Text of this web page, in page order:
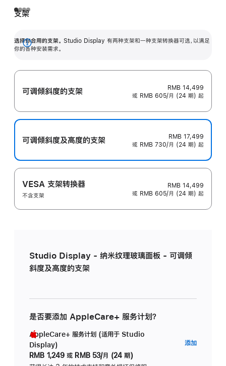
支架
选择你合用的支架。 Studio Display 有两种支架和一种支架转换器可选，以满足
你的各种安装需求。
展
可调倾斜度的支架
RMB 14,499
或 RMB 605/月 (24 期) 起
可调倾斜度及高‍度的支‍架
RMB 17,499
或 RMB 730/月 (24 期) 起
VESA 支架转换器
不含支架
RMB 14,499
或 RMB 605/月 (24 期) 起
Studio Display - 纳米纹理玻璃面板 - 可调倾
斜度及高度的支架
是否要添加 AppleCare+ 服务计划？
AppleCare+ 服务计划 (适用于 Studio
Display)
RMB 1,249 或 RMB 53/月 (24 期)
添加